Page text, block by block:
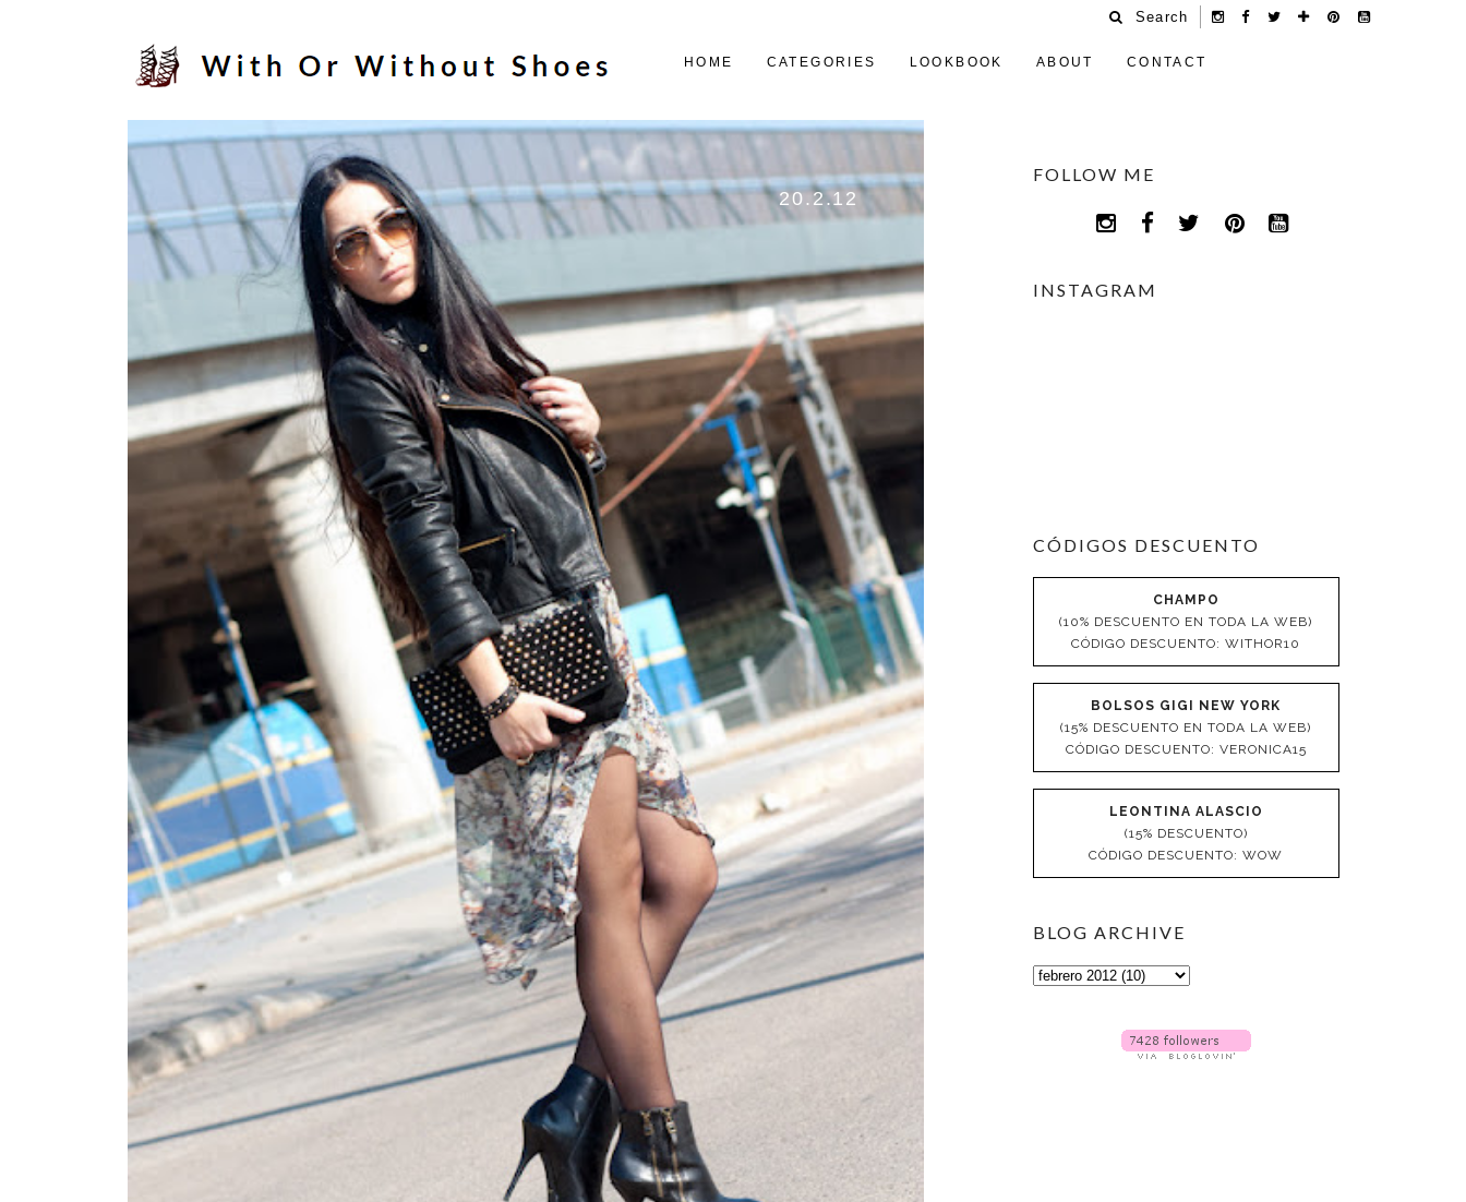
Search
HOME CATEGORIES LOOKBOOK ABOUT CONTACT
20.2.12
FOLLOW ME
INSTAGRAM
CÓDIGOS DESCUENTO
CHAMPO
(10% DESCUENTO EN TODA LA WEB)
CÓDIGO DESCUENTO: WITHOR10
BOLSOS GIGI NEW YORK
(15% DESCUENTO EN TODA LA WEB)
CÓDIGO DESCUENTO: VERONICA15
LEONTINA ALASCIO
(15% DESCUENTO)
CÓDIGO DESCUENTO: WOW
BLOG ARCHIVE